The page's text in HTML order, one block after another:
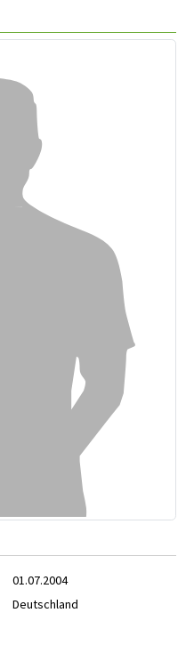
01.07.2004
Deutschland